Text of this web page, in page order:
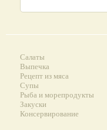
Салаты
Выпечка
Рецепт из мяса
Супы
Рыба и морепродукты
Закуски
Консервирование